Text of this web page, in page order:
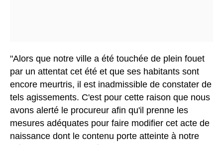
"Alors que notre ville a été touchée de plein fouet
par un attentat cet été et que ses habitants sont
encore meurtris, il est inadmissible de constater de
tels agissements. C'est pour cette raison que nous
avons alerté le procureur afin qu'il prenne les
mesures adéquates pour faire modifier cet acte de
naissance dont le contenu porte atteinte à notre